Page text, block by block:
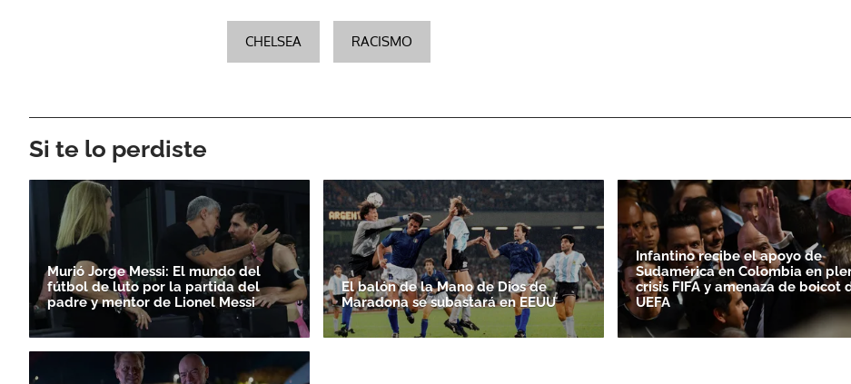
CHELSEA RACISMO
Si te lo perdiste
Murió Jorge Messi: El mundo del
fútbol de luto por la partida del
padre y mentor de Lionel Messi
El balón de la Mano de Dios de
Maradona se subastará en EEUU
Infantino recibe el apoyo de
Sudamérica en Colombia en
crisis FIFA y amenaza de boicot
UEFA